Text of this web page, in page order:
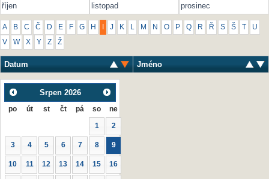
říjen
listopad prosinec
A B C Č D E F G H J K L M N O P Q R Ř S Š U
V W X Y Z Ž
Datum Jméno
Srpen 2026
po út st čt pá so ne
1 2
3 4 5 6 7 8 9
10 11 12 13 14 15 16